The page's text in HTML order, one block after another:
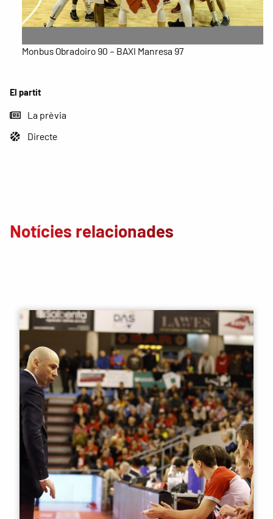
El partit
La prèvia
Directe
Monbus Obradoiro 90 – BAXI Manresa 97
Notícies relacionades